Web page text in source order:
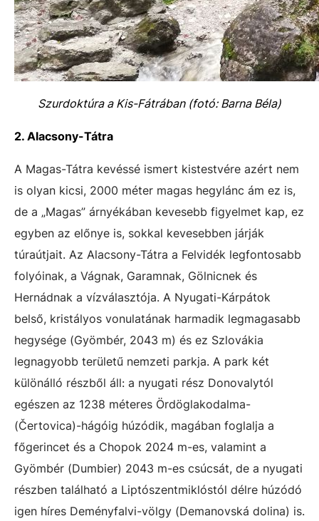
Szurdoktúra a Kis-Fátrában (fotó: Barna Béla)
2. Alacsony-Tátra
A Magas-Tátra kevéssé ismert kistestvére azért nem
is olyan kicsi, 2000 méter magas hegylánc ám ez is,
de a „Magas” árnyékában kevesebb figyelmet kap, ez
egyben az előnye is, sokkal kevesebben járják
túraútjait. Az Alacsony-Tátra a Felvidék legfontosabb
folyóinak, a Vágnak, Garamnak, Gölnicnek és
Hernádnak a vízválasztója. A Nyugati-Kárpátok
belső, kristályos vonulatának harmadik legmagasabb
hegysége (Gyömbér, 2043 m) és ez Szlovákia
legnagyobb területű nemzeti parkja. A park két
különálló részből áll: a nyugati rész Donovalytól
egészen az 1238 méteres Ördöglakodalma-
(Čertovica)-hágóig húzódik, magában foglalja a
főgerincet és a Chopok 2024 m-es, valamint a
Gyömbér (Dumbier) 2043 m-es csúcsát, de a nyugati
részben található a Liptószentmiklóstól délre húzódó
igen híres Deményfalvi-völgy (Demanovská dolina) is.